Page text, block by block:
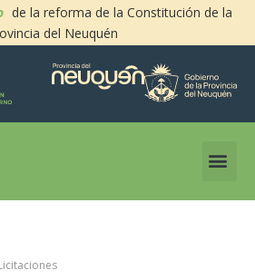
de la reforma de la Constitución de la
del Neuquén